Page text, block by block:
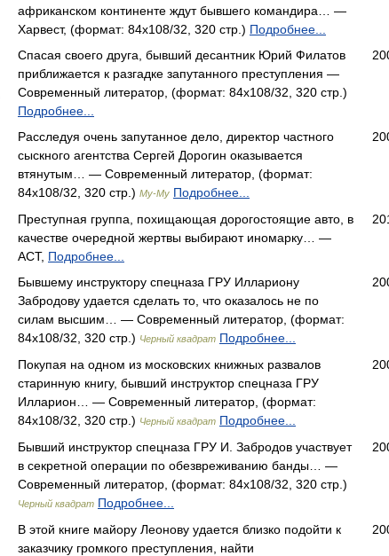
африканском континенте ждут бывшего командира… —
Харвест, (формат: 84x108/32, 320 стр.) Подробнее...
Спасая своего друга, бывший десантник Юрий Филатов
приближается к разгадке запутанного преступления —
Современный литератор, (формат: 84x108/32, 320 стр.)
Подробнее...
Расследуя очень запутанное дело, директор частного
сыскного агентства Сергей Дорогин оказывается
втянутым… — Современный литератор, (формат:
84x108/32, 320 стр.) Му-Му Подробнее...
Преступная группа, похищающая дорогостоя­щие авто, в
качестве очередной жертвы выбира­ют иномарку… —
АСТ, Подробнее...
Бывшему инструктору спецназа ГРУ Иллариону
Забродову удается сделать то, что оказалось не по
силам высшим… — Современный литератор, (формат:
84x108/32, 320 стр.) Черный квадрат Подробнее...
Покупая на одном из московских книжных развалов
старинную книгу, бывший инструктор спецназа ГРУ
Илларион… — Современный литератор, (формат:
84x108/32, 320 стр.) Черный квадрат Подробнее...
Бывший инструктор спецназа ГРУ И. Забродов участвует
в секретной операции по обезвреживанию банды… —
Современный литератор, (формат: 84x108/32, 320 стр.)
Черный квадрат Подробнее...
В этой книге майору Леонову удается близко подойти к
заказчику громкого преступления, найти